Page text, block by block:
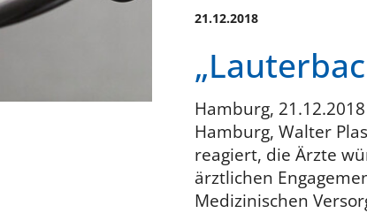
21.12.2018
Hamburg,
Hamburg, Walter
reagiert, die Ärzte
ärztlichen
Medizinischen